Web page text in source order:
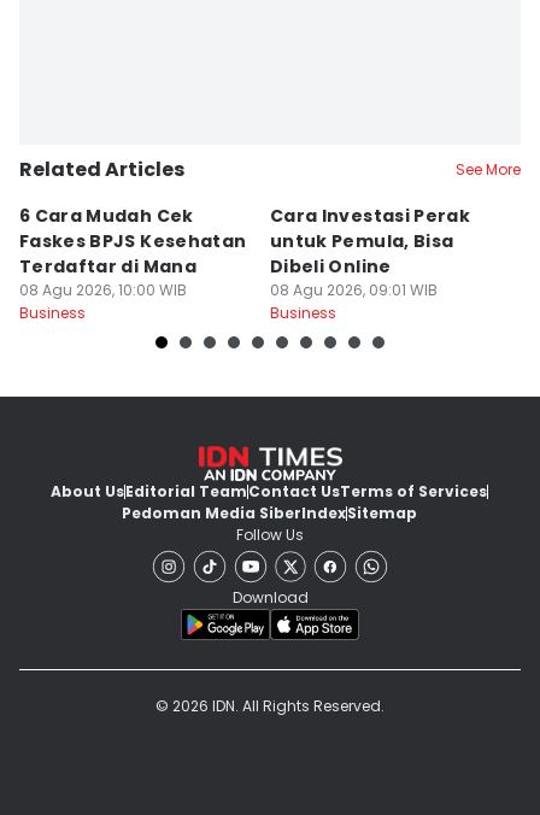
Related Articles See More
6 Cara Mudah Cek
Faskes BPJS Kesehatan
Terdaftar di Mana
08 Agu 2026, 10:00 WIB
Business
Cara Investasi Perak
untuk Pemula, Bisa
Dibeli Online
08 Agu 2026, 09:01 WIB
Business
About UsEditorial TeamContact UsTerms of Services
Pedoman Media SiberIndexSitemap
Follow Us
Download
© 2026 IDN. All Rights Reserved.